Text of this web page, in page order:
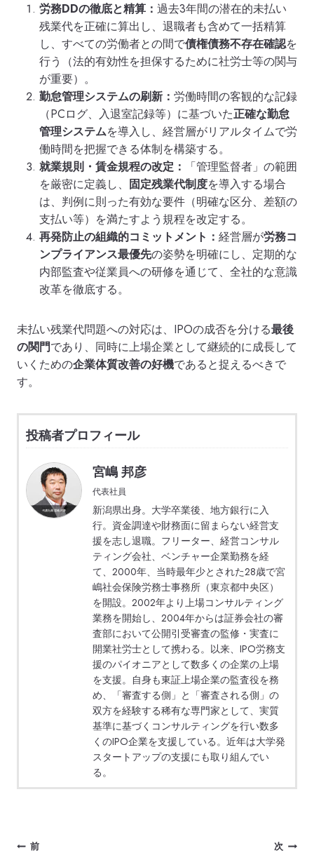
労務DDの徹底と精算： 過去3年間の潜在的未払い
残業代を正確に算出し、退職者も含めて一括精算
し、すべての労働者との間で債権債務不存在確認を
行う（法的有効性を担保するために社労士等の関与
が重要）。
勤怠管理システムの刷新： 労働時間の客観的な記録
（PCログ、入退室記録等）に基づいた正確な勤怠
管理システムを導入し、経営層がリアルタイムで労
働時間を把握できる体制を構築する。
就業規則・賃金規程の改定：
「管理監督者」の範囲
を厳密に定義し、 固定残業代制度を導入する場合
は、判例に則った有効な要件（明確な区分、差額の
支払い等）を満たすよう規程を改定する。
再発防止の組織的コミットメント： 経営層が労務コ
ンプライアンス最優先の姿勢を明確にし、定期的な
内部監査や従業員への研修を通じて、全社的な意識
改革を徹底する。
未払い残業代問題への対応は、IPOの成否を分ける最後
の関門であり、同時に上場企業として継続的に成長して
いくための企業体質改善の好機であると捉えるべきで
す。
投稿者プロフィール
宮嶋 邦彦
代表社員
新潟県出身。大学卒業後、地方銀行に入
行。資金調達や財務面に留まらない経営支
援を志し退職。フリーター、経営コンサル
ティング会社、ベンチャー企業勤務を経
て、2000年、当時最年少とされた28歳で宮
嶋社会保険労務士事務所（東京都中央区）
を開設。2002年より上場コンサルティング
業務を開始し、2004年からは証券会社の審
査部において公開引受審査の監修・実査に
開業社労士として携わる。以来、IPO労務支
援のパイオニアとして数多くの企業の上場
を支援。自身も東証上場企業の監査役を務
め、「審査する側」と「審査される側」の
双方を経験する稀有な専門家として、実質
基準に基づくコンサルティングを行い数多
くのIPO企業を支援している。近年は大学発
スタートアップの支援にも取り組んでい
る。
投前 次